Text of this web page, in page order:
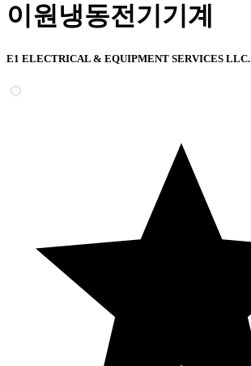
이원냉동전기기계
E1 ELECTRICAL & EQUIPMENT SERVICES LLC.